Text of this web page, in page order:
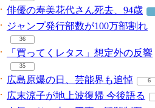
俳優の寿美花代さん死去、94歳
ジャンプ発行部数が100万部割れ
36
「買ってくレタス」想定外の反響
35
広島原爆の日、芸能界も追悼 6
広末涼子が地上波復帰 今後語る